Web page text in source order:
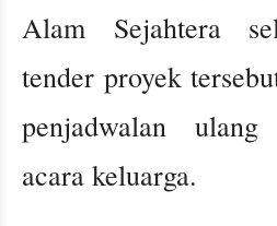
Alam Sejahtera
tender proyek
penjadwalan
acara keluarga.